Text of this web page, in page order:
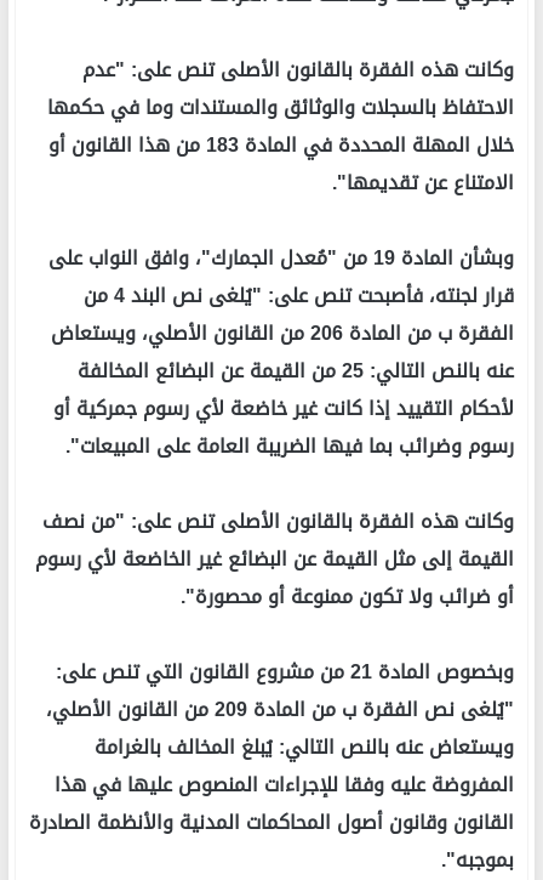
وكانت هذه الفقرة بالقانون الأصلى تنص على: "عدم
الاحتفاظ بالسجلات والوثائق والمستندات وما في حكمها
خلال المهلة المحددة في المادة 183 من هذا القانون أو
الامتناع عن تقديمها".
وبشأن المادة 19 من "مُعدل الجمارك"، وافق النواب على
قرار لجنته، فأصبحت تنص على: "يُلغى نص البند 4 من
الفقرة ب من المادة 206 من القانون الأصلي، ويستعاض
عنه بالنص التالي: 25 من القيمة عن البضائع المخالفة
لأحكام التقييد إذا كانت غير خاضعة لأي رسوم جمركية أو
رسوم وضرائب بما فيها الضريبة العامة على المبيعات".
وكانت هذه الفقرة بالقانون الأصلى تنص على: "من نصف
القيمة إلى مثل القيمة عن البضائع غير الخاضعة لأي رسوم
أو ضرائب ولا تكون ممنوعة أو محصورة".
وبخصوص المادة 21 من مشروع القانون التي تنص على:
"يُلغى نص الفقرة ب من المادة 209 من القانون الأصلي،
ويستعاض عنه بالنص التالي: يُبلغ المخالف بالغرامة
المفروضة عليه وفقا للإجراءات المنصوص عليها في هذا
القانون وقانون أصول المحاكمات المدنية والأنظمة الصادرة
بموجبه".